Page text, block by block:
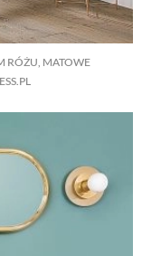
RÓŻU, MATOWE